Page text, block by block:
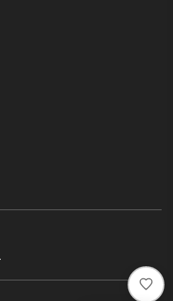
い